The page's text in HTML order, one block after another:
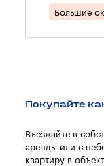
Большие
Покупайте
Въезжайте в
аренды или с
квартиру в